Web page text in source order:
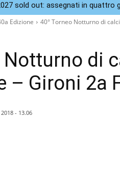
sold out: assegnati in
Edizione 40° Torneo Notturno di
Notturno di
– Gironi 2a
- 13.06